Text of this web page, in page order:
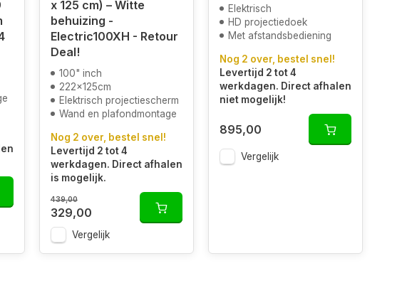
x 125 cm) – Witte
behuizing -
Electric100XH - Retour
Deal!
100" inch
222x125cm
Elektrisch projectiescherm
Wand en plafondmontage
Nog 2 over, bestel snel!
Levertijd 2 tot 4
werkdagen. Direct afhalen
is mogelijk.
439,00
329,00
Vergelijk
Elektrisch
HD projectiedoek
Met afstandsbediening
Nog 2 over, bestel snel!
Levertijd 2 tot 4
werkdagen. Direct afhalen
niet mogelijk!
895,00
Vergelijk